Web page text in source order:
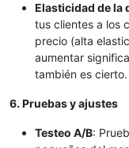
Elasticidad de la
tus clientes a los
precio (alta
aumentar
también es cierto.
6. Pruebas y ajustes
Testeo A/B: